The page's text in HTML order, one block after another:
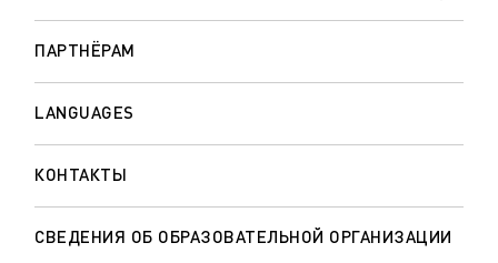
ПАРТНЁРАМ
LANGUAGES
КОНТАКТЫ
СВЕДЕНИЯ ОБ ОБРАЗОВАТЕЛЬНОЙ ОРГАНИЗАЦИИ